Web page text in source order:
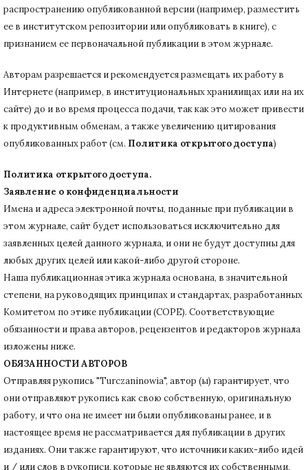
распространению опубликованной версии (например, разместить
ее в институтском репозитории или опубликовать в книге), с
признанием ее первоначальной публикации в этом журнале.
Авторам разрешается и рекомендуется размещать их работу в
Интернете (например, в институциональных хранилищах или на их
сайте) до и во время процесса подачи, так как это может привести
к продуктивным обменам, а также увеличению цитирования
опубликованных работ (см. Политика открытого доступа)
Политика открытого доступа.
Заявление о конфиденциальности
Имена и адреса электронной почты, поданные при публикации в
этом журнале, сайт будет использоваться исключительно для
заявленных целей данного журнала, и они не будут доступны для
любых других целей или какой-либо другой стороне.
Наша публикационная этика журнала основана, в значительной
степени, на руководящих принципах и стандартах, разработанных
Комитетом по этике публикации (COPE). Соответствующие
обязанности и права авторов, рецензентов и редакторов журнала
изложены ниже.
ОБЯЗАННОСТИ АВТОРОВ
Отправляя рукопись "Turczaninowia", автор (ы) гарантирует, что
они отправляют рукопись как свою собственную, оригинальную
работу, и что она не имеет ни были опубликованы ранее, и в
настоящее время не рассматривается для публикации в других
изданиях. Они также гарантируют, что источники каких-либо идей
и / или слов в рукописи, которые не являются их собственными,